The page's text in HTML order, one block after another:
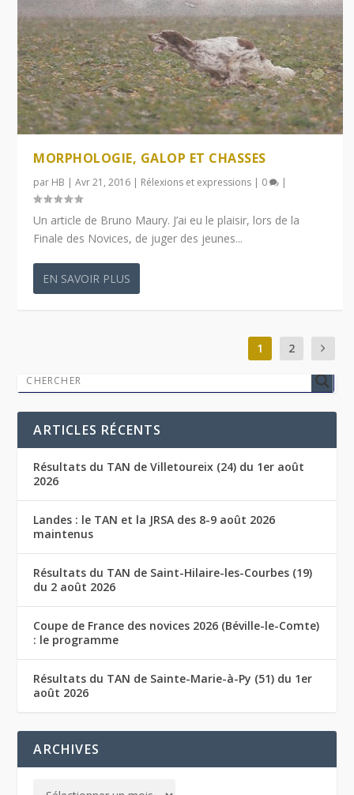
MORPHOLOGIE, GALOP ET CHASSES
par HB |Avr 21, 2016 | Rélexions et expressions | 0 |
Un article de Bruno Maury. J’ai eu le plaisir, lors de la
Finale des Novices, de juger des jeunes...
EN SAVOIR PLUS
1 2
ARTICLES RÉCENTS
Résultats du TAN de Villetoureix (24) du 1er août
2026
Landes : le TAN et la JRSA des 8-9 août 2026
maintenus
Résultats du TAN de Saint-Hilaire-les-Courbes (19)
du 2 août 2026
Coupe de France des novices 2026 (Béville-le-Comte)
: le programme
Résultats du TAN de Sainte-Marie-à-Py (51) du 1er
août 2026
ARCHIVES